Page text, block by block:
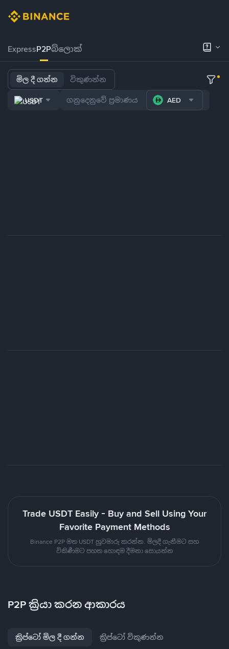
ExpressP2Pබ්ලොක්
මිල දී ගන්න විකුණන්න
USDT AED
Trade USDT Easily - Buy and Sell Using Your
Favorite Payment Methods
Binance P2P මත USDT හුවමාරු කරන්න. මිලදී ගැනීමට සහ
විකිණීමට පහත හොඳම දීමනා සොයන්න
P2P ක්‍රියා කරන ආකාරය
ක්‍රිප්ටෝ මිල දී ගන්න ක්‍රිප්ටෝ විකුණන්න